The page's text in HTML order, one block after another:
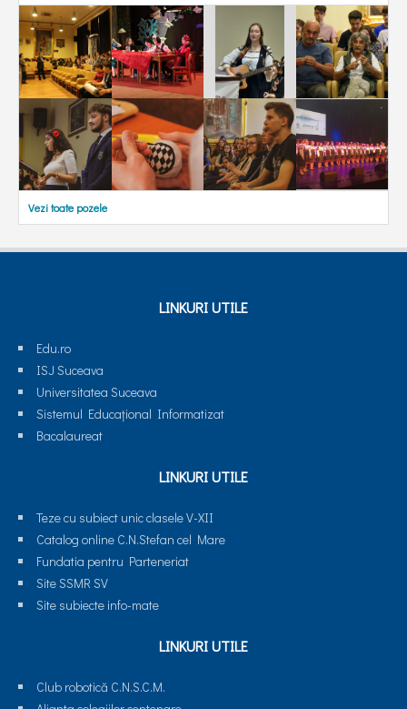
Vezi toate pozele
LINKURI UTILE
Edu.ro
ISJ Suceava
Universitatea Suceava
Sistemul Educaţional Informatizat
Bacalaureat
LINKURI UTILE
Teze cu subiect unic clasele V-XII
Catalog online C.N.Stefan cel Mare
Fundatia pentru Parteneriat
Site SSMR SV
Site subiecte info-mate
LINKURI UTILE
Club robotică C.N.S.C.M.